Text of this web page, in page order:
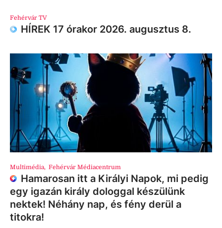
Fehérvár TV
HÍREK 17 órakor 2026. augusztus 8.
Multimédia, Fehérvár Médiacentrum
Hamarosan itt a Királyi Napok, mi pedig
egy igazán király dologgal készülünk
nektek! Néhány nap, és fény derül a
titokra!